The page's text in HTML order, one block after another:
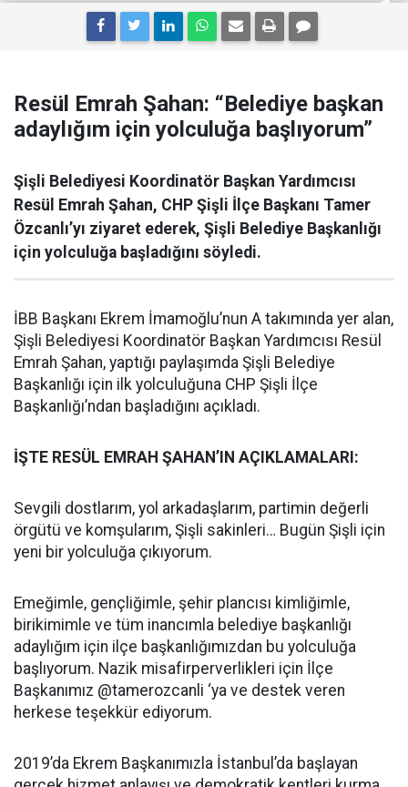
Resül Emrah Şahan: “Belediye başkan
adaylığım için yolculuğa başlıyorum”
Şişli Belediyesi Koordinatör Başkan Yardımcısı
Resül Emrah Şahan, CHP Şişli İlçe Başkanı Tamer
Özcanlı’yı ziyaret ederek, Şişli Belediye Başkanlığı
için yolculuğa başladığını söyledi.
İBB Başkanı Ekrem İmamoğlu’nun A takımında yer alan,
Şişli Belediyesi Koordinatör Başkan Yardımcısı Resül
Emrah Şahan, yaptığı paylaşımda Şişli Belediye
Başkanlığı için ilk yolculuğuna CHP Şişli İlçe
Başkanlığı’ndan başladığını açıkladı.
İŞTE RESÜL EMRAH ŞAHAN’IN AÇIKLAMALARI:
Sevgili dostlarım, yol arkadaşlarım, partimin değerli
örgütü ve komşularım, Şişli sakinleri… Bugün Şişli için
yeni bir yolculuğa çıkıyorum.
Emeğimle, gençliğimle, şehir plancısı kimliğimle,
birikimimle ve tüm inancımla belediye başkanlığı
adaylığım için ilçe başkanlığımızdan bu yolculuğa
başlıyorum. Nazik misafirperverlikleri için İlçe
Başkanımız @tamerozcanli ‘ya ve destek veren
herkese teşekkür ediyorum.
2019’da Ekrem Başkanımızla İstanbul’da başlayan